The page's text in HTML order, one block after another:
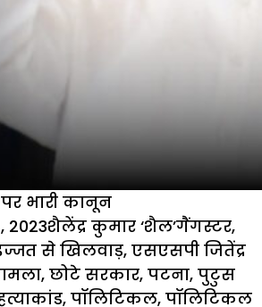
भारी कानून
2023Author
शैलेंद्र कुमार ‘शैल’गैंगस्टर,
से खिलवाड़, एसएसपी जितेंद्र
, छोटे सरकार, पटना, पुटुस
, पॉलिटिकल, पॉलिटिकल